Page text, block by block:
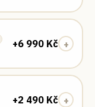
+6 990 Kč +
+2 490 Kč +